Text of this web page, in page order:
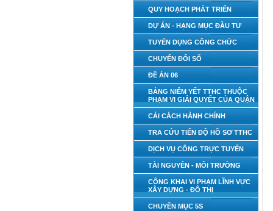
QUY HOẠCH PHÁT TRIỂN
DỰ ÁN - HẠNG MỤC ĐẦU TƯ
TUYỂN DỤNG CÔNG CHỨC
CHUYỂN ĐỔI SỐ
ĐỀ ÁN 06
BẢNG NIÊM YẾT TTHC THUỘC
PHẠM VI GIẢI QUYẾT CỦA QUẬN
CẢI CÁCH HÀNH CHÍNH
TRA CỨU TIẾN ĐỘ HỒ SƠ TTHC
DỊCH VỤ CÔNG TRỰC TUYẾN
TÀI NGUYÊN - MÔI TRƯỜNG
CÔNG KHAI VI PHẠM LĨNH VỰC
XÂY DỰNG - ĐÔ THỊ
CHUYÊN MỤC 5S